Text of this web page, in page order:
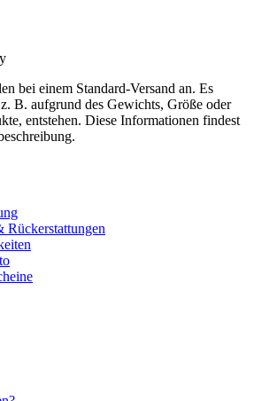
bei einem Standard-Versand an. Es
B. aufgrund des Gewichts, Größe oder
entstehen. Diese Informationen findest
Rückerstattungen